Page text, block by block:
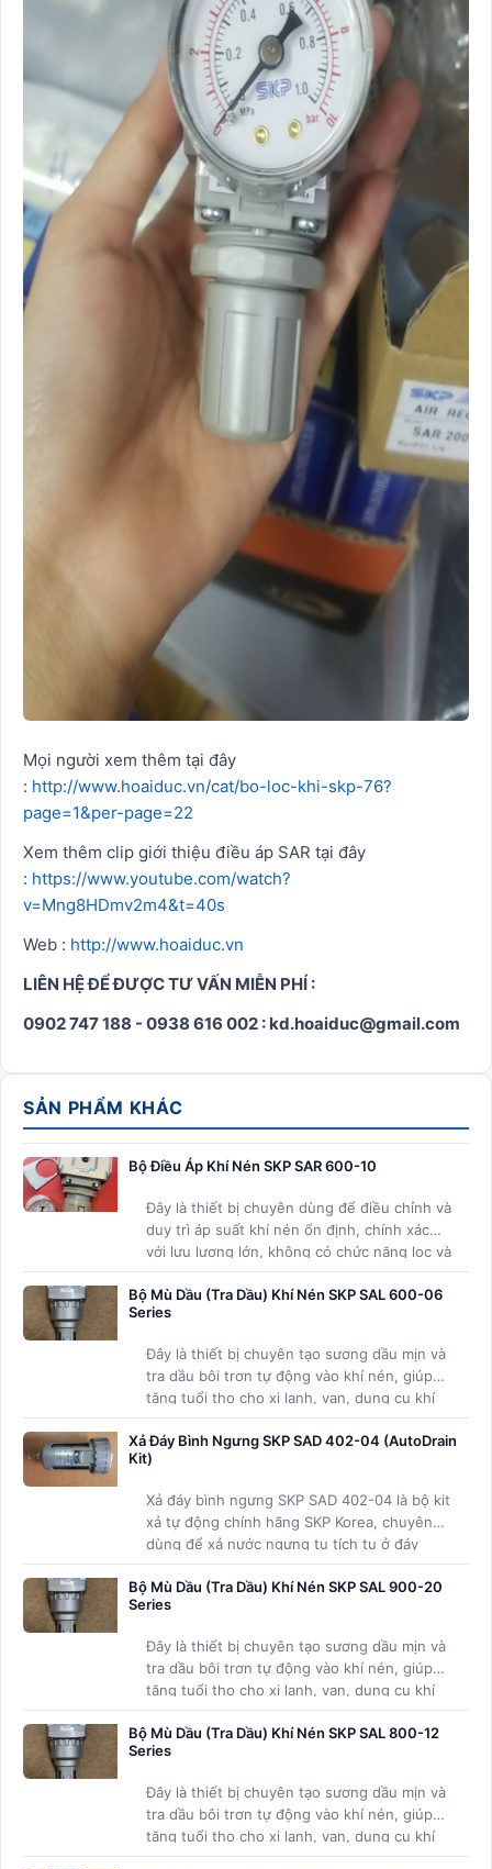
Mọi người xem thêm tại đây
: http://www.hoaiduc.vn/cat/bo-loc-khi-skp-76?
page=1&per-page=22
Xem thêm clip giới thiệu điều áp SAR tại đây
: https://www.youtube.com/watch?
v=Mng8HDmv2m4&t=40s
Web : http://www.hoaiduc.vn
LIÊN HỆ ĐỂ ĐƯỢC TƯ VẤN MIỄN PHÍ :
0902 747 188 - 0938 616 002 : kd.hoaiduc@gmail.com
SẢN PHẨM KHÁC
Bộ Điều Áp Khí Nén SKP SAR 600-10
Đây là thiết bị chuyên dùng để điều chỉnh và
duy trì áp suất khí nén ổn định, chính xác
với lưu lượng lớn, không có chức năng lọc và
không có cốc xả.
Bộ Mù Dầu (Tra Dầu) Khí Nén SKP SAL 600-06
Series
Đây là thiết bị chuyên tạo sương dầu mịn và
tra dầu bôi trơn tự động vào khí nén, giúp
tăng tuổi thọ cho xi lanh, van, dụng cụ khí
nén và các thiết bị khí nén khác với lưu
lượng lớn.
Xả Đáy Bình Ngưng SKP SAD 402-04 (AutoDrain
Kit)
Xả đáy bình ngưng SKP SAD 402-04 là bộ kit
xả tự động chính hãng SKP Korea, chuyên
dùng để xả nước ngưng tụ tích tụ ở đáy
bình chứa khí nén (air receiver tank) và cốc
của các bộ lọc khí nén.
Bộ Mù Dầu (Tra Dầu) Khí Nén SKP SAL 900-20
Series
Đây là thiết bị chuyên tạo sương dầu mịn và
tra dầu bôi trơn tự động vào khí nén, giúp
tăng tuổi thọ cho xi lanh, van, dụng cụ khí
nén và các thiết bị khí nén khác với lưu
lượng siêu lớn.
Bộ Mù Dầu (Tra Dầu) Khí Nén SKP SAL 800-12
Series
Đây là thiết bị chuyên tạo sương dầu mịn và
tra dầu bôi trơn tự động vào khí nén, giúp
tăng tuổi thọ cho xi lanh, van, dụng cụ khí
nén và các thiết bị khí nén khác với lưu